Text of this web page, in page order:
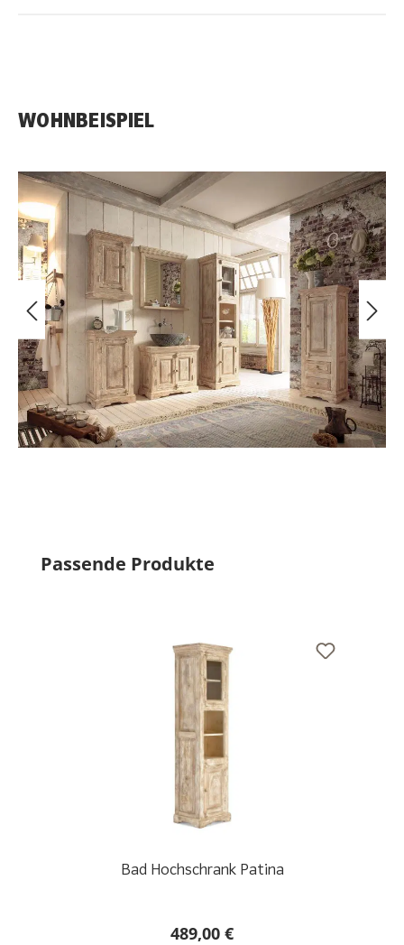
WOHNBEISPIEL
Produktgalerie überspringen
Passende Produkte
Bad Hochschrank Patina
489,00 €